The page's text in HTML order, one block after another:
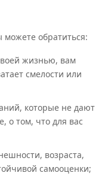
обратиться:
жизнью, вам
смелости или
которые не дают
о том, что для вас
возраста,
самооценки;